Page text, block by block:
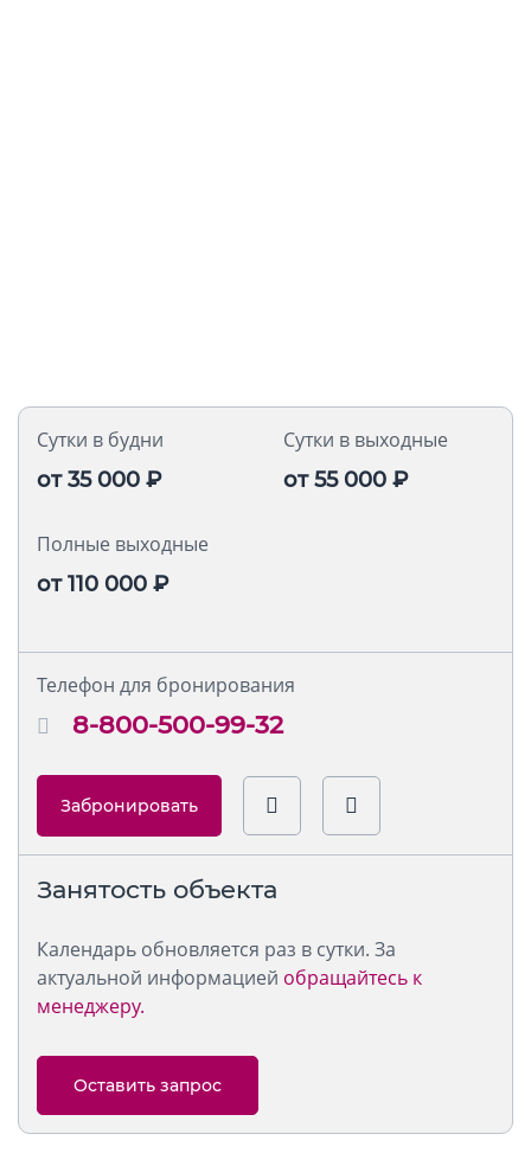
Сутки в будни
от35 000 ₽
Сутки в выходные
от55 000 ₽
Полные выходные
от110 000 ₽
Телефон для бронирования
8-800-500-99-32
Забронировать
Занятость объекта
Календарь обновляется раз в сутки. За
актуальной информацией обращайтесь к
менеджеру.
Оставить запрос